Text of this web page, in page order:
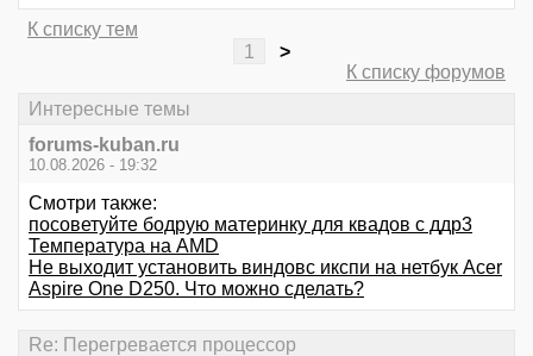
К списку тем
1
>
К списку форумов
Интересные темы
forums-kuban.ru
10.08.2026 - 19:32
Смотри также:
посоветуйте бодрую материнку для квадов с ддр3
Температура на AMD
Не выходит установить виндовс икспи на нетбук Acer
Aspire One D250. Что можно сделать?
Re: Перегревается процессор